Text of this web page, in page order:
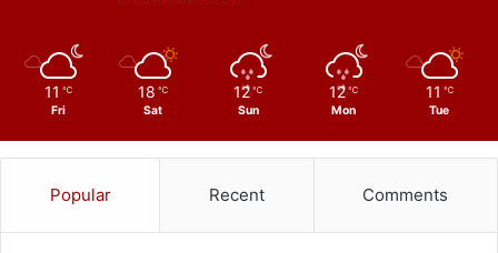
11 ℃
Fri
18 ℃
Sat
12 ℃
Sun
12 ℃
Mon
11 ℃
Tue
Popular Recent Comments